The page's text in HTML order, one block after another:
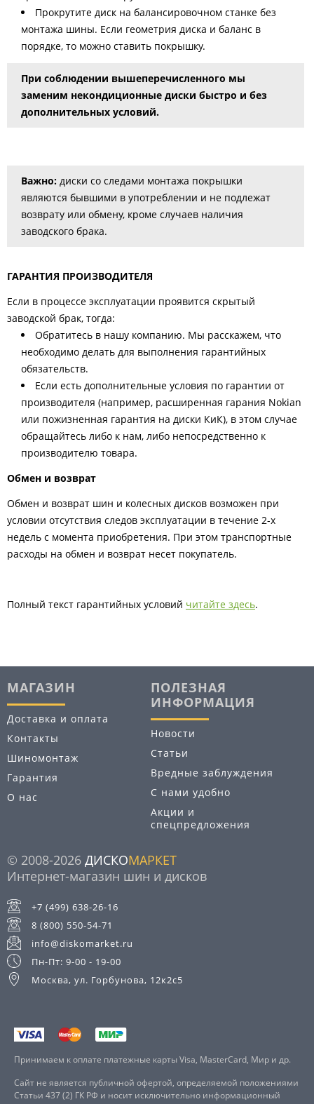
Прокрутите диск на балансировочном станке без
монтажа шины. Если геометрия диска и баланс в
порядке, то можно ставить покрышку.
При соблюдении вышеперечисленного мы
заменим некондиционные диски быстро и без
дополнительных условий.
Важно: диски со следами монтажа покрышки
являются бывшими в употреблении и не подлежат
возврату или обмену, кроме случаев наличия
заводского брака.
ГАРАНТИЯ ПРОИЗВОДИТЕЛЯ
Если в процессе эксплуатации проявится скрытый
заводской брак, тогда:
Обратитесь в нашу компанию. Мы расскажем, что
необходимо делать для выполнения гарантийных
обязательств.
Если есть дополнительные условия по гарантии от
производителя (например, расширенная гарания Nokian
или пожизненная гарантия на диски КиК), в этом случае
обращайтесь либо к нам, либо непосредственно к
производителю товара.
Обмен и возврат
Обмен и возврат шин и колесных дисков возможен при
условии отсутствия следов эксплуатации в течение 2-х
недель с момента приобретения. При этом транспортные
расходы на обмен и возврат несет покупатель.
Полный текст гарантийных условий читайте здесь.
МАГАЗИН
Доставка и оплата
Контакты
Шиномонтаж
Гарантия
О нас
ПОЛЕЗНАЯ
ИНФОРМАЦИЯ
Новости
Статьи
Вредные заблуждения
С нами удобно
Акции и
спецпредложения
© 2008-2026 ДИСКОМАРКЕТ
Интернет-магазин шин и дисков
+7 (499) 638-26-16
8 (800) 550-54-71
info@diskomarket.ru
Пн-Пт: 9-00 - 19-00
Москва, ул. Горбунова, 12к2с5
Принимаем к оплате платежные карты Visa, MasterCard, Мир и др.
Сайт не является публичной офертой, определяемой положениями
Статьи 437 (2) ГК РФ и носит исключительно информационный